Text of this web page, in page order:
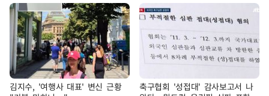
김지수, '여행사 대표' 변신 근황
축구협회 '성접대' 감사보고서 나